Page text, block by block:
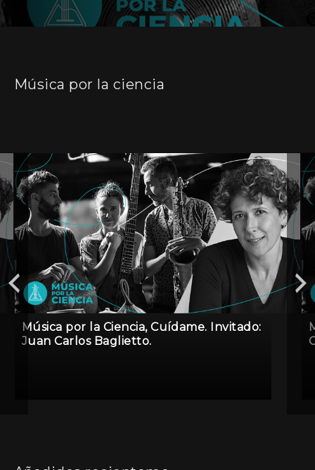
Música por la ciencia
Música por la Ciencia, Cuídame. Invitado:
Juan Carlos Baglietto.